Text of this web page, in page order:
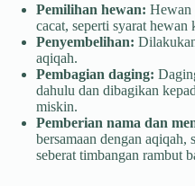
Pemilihan hewan: Hewan
cacat, seperti syarat hewan
Penyembelihan:
aqiqah.
Pembagian daging:
dahulu dan dibagikan
miskin.
Pemberian nama dan
bersamaan dengan aqiqah,
seberat timbangan rambut